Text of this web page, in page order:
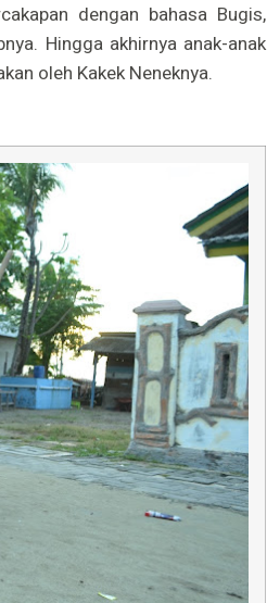
dengan bahasa Bugis,
Hingga akhirnya anak-anak
oleh Kakek Neneknya.